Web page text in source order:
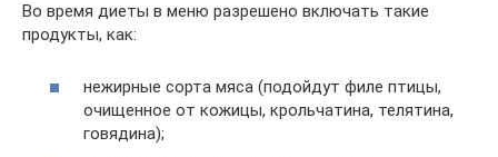
Во время диеты в меню разрешено включать такие
продукты, как:
нежирные сорта мяса (подойдут филе птицы,
очищенное от кожицы, крольчатина, телятина,
говядина);